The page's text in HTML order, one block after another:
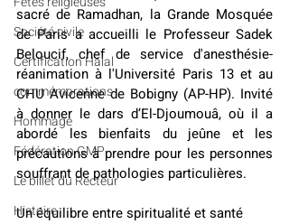
Société civile
Certification Halal
commémorations
Hommage
Fédération GMP
Le billet du Recteur
Histoire
sacré de Ramadhan, la Grande Mosquée
de Paris a accueilli le Professeur Sadek
Beloucif, chef de service d'anesthésie-
réanimation à l'Université Paris 13 et au
CHU Avicenne de Bobigny (AP-HP). Invité
à donner le dars d’El-Djoumouâ, où il a
abordé les bienfaits du jeûne et les
précautions à prendre pour les personnes
souffrant de pathologies particulières.
Un équilibre entre spiritualité et santé